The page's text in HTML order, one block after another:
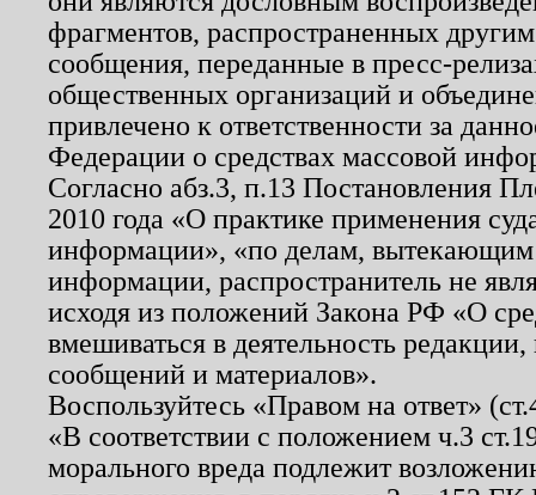
фрагментов, распространенных
сообщения, переданные в пресс-
общественных организаций и
привлечено к ответственности за
Федерации о средствах массовой
Согласно абз.3, п.13 Постановления
2010 года «О практике применения
информации», «по делам, вытекающим
информации, распространитель не
исходя из положений Закона РФ «О
вмешиваться в деятельность
сообщений и материалов».
Воспользуйтесь «Правом на ответ»
«В соответствии с положением ч.3
морального вреда подлежит